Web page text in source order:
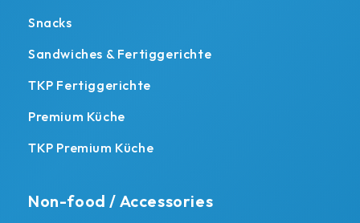
Snacks
Sandwiches & Fertiggerichte
TKP Fertiggerichte
Premium Küche
TKP Premium Küche
Non-food / Accessories